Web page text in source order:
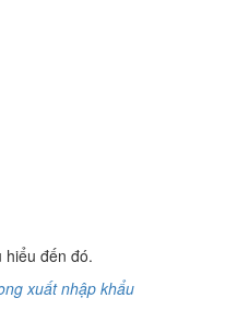
đến đó.
xuất nhập khẩu